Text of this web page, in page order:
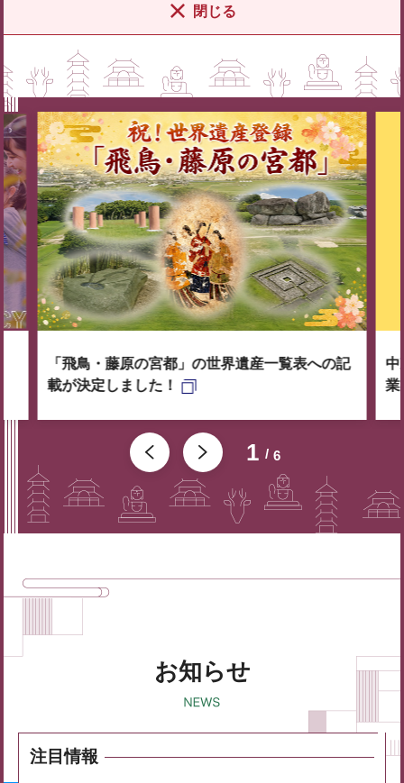
閉じる
1 6
「飛鳥・藤原の宮都」の世界遺産一覧表への記
載が決定しました！
中
業
お知らせ
注目情報